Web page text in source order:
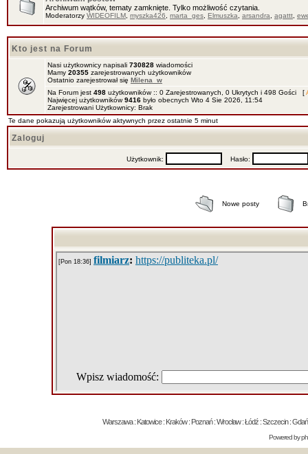
Archiwum wątków, tematy zamknięte. Tylko możliwość czytania.
Moderatorzy WIDEOFILM myszka426 marta_ges Elmuszka arsandra agattt
Kto jest na Forum
Nasi użytkownicy napisali 730828 wiadomości
Mamy 20355 zarejestrowanych użytkowników
Ostatnio zarejestrował się Milena_w
Na Forum jest 498 użytkowników :: 0 Zarejestrowanych, 0 Ukrytych i 498 Gości [
Najwięcej użytkowników9416 było obecnych Wto 4 Sie 2026, 11:54
Zarejestrowani Użytkownicy: Brak
Te dane pokazują użytkowników aktywnych przez ostatnie 5 minut
Zaloguj
Użytkownik: Hasło:
Nowe posty
Warszawa : Katowice : Kraków : Poznań : Wrocław : Łódź : Szczecin :
Powered by